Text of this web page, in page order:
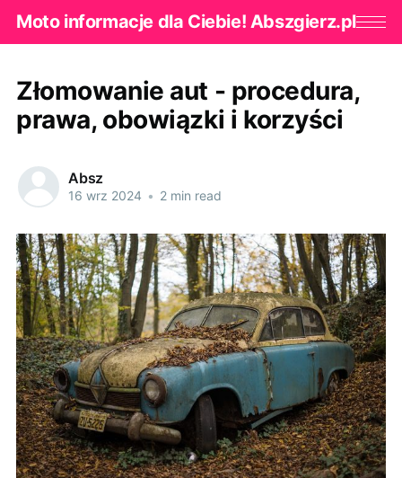
Moto informacje dla Ciebie! Abszgierz.pl
Złomowanie aut - procedura,
prawa, obowiązki i korzyści
Absz
16 wrz 2024 • 2 min read